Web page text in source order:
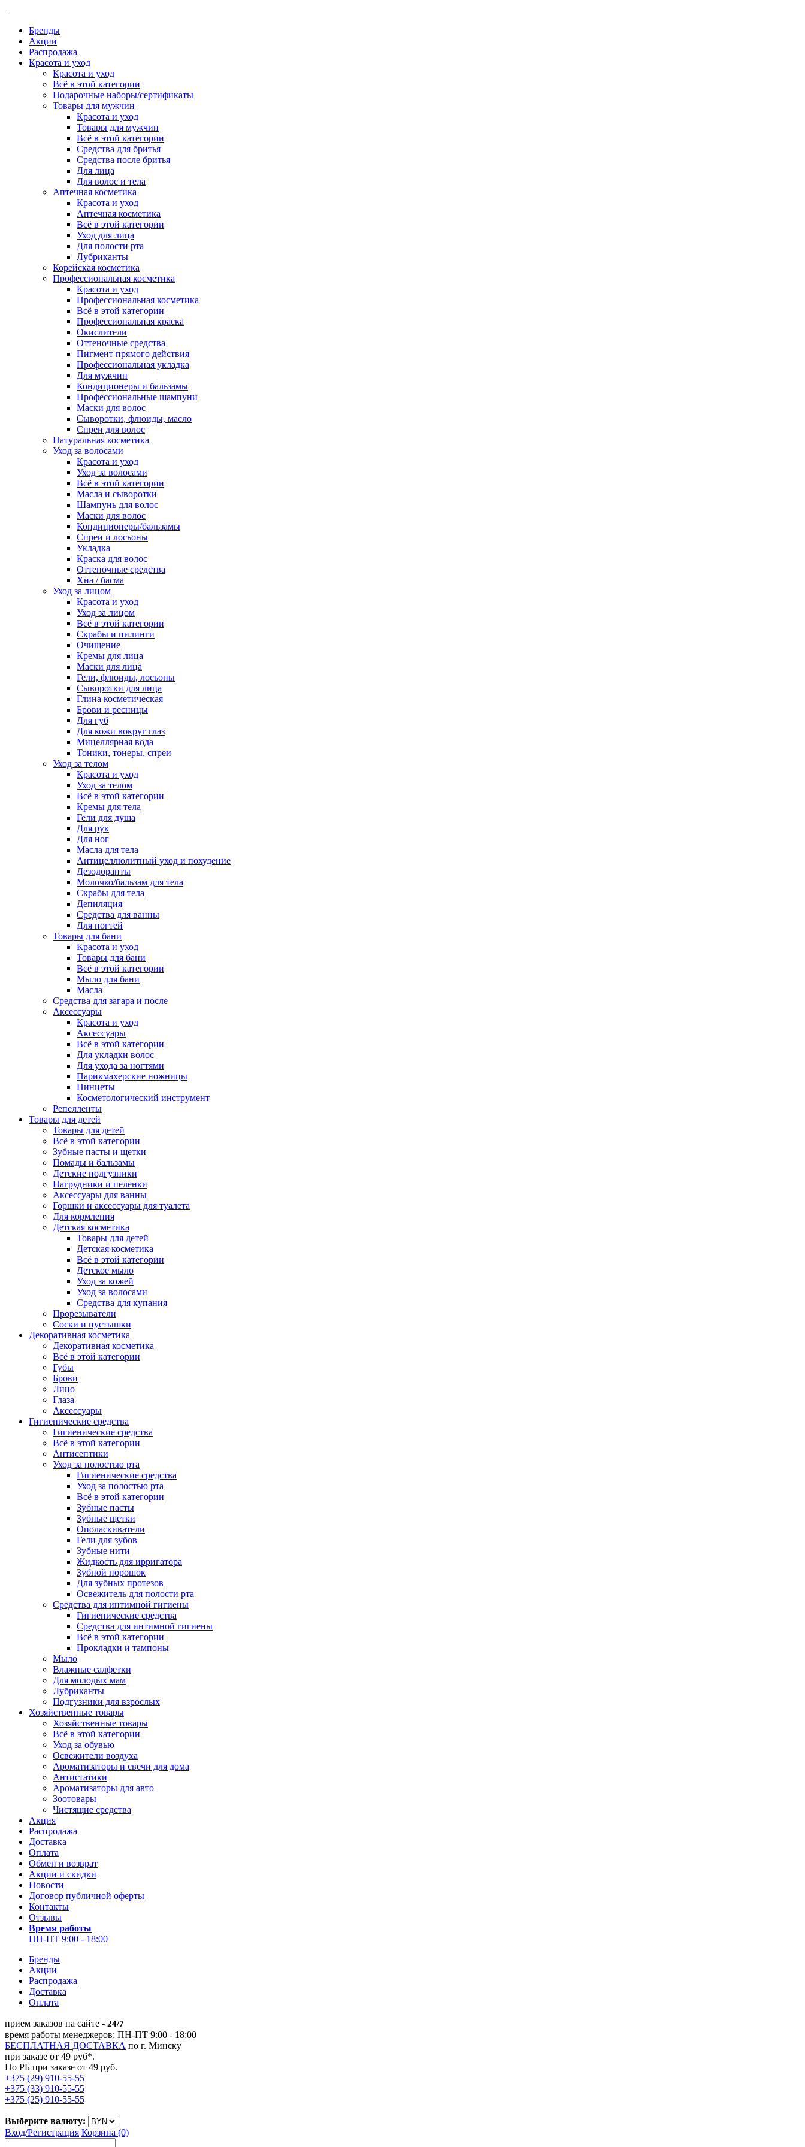
Бренды
Акции
Распродажа
Красота и уход
Красота и уход
Всё в этой категории
Подарочные наборы/сертификаты
Товары для мужчин
Красота и уход
Товары для мужчин
Всё в этой категории
Средства для бритья
Средства после бритья
Для лица
Для волос и тела
Аптечная косметика
Красота и уход
Аптечная косметика
Всё в этой категории
Уход для лица
Для полости рта
Лубриканты
Корейская косметика
Профессиональная косметика
Красота и уход
Профессиональная косметика
Всё в этой категории
Профессиональная краска
Окислители
Оттеночные средства
Пигмент прямого действия
Профессиональная укладка
Для мужчин
Кондиционеры и бальзамы
Профессиональные шампуни
Маски для волос
Сыворотки, флюиды, масло
Спреи для волос
Натуральная косметика
Уход за волосами
Красота и уход
Уход за волосами
Всё в этой категории
Масла и сыворотки
Шампунь для волос
Маски для волос
Кондиционеры/бальзамы
Спреи и лосьоны
Укладка
Краска для волос
Оттеночные средства
Хна / басма
Уход за лицом
Красота и уход
Уход за лицом
Всё в этой категории
Скрабы и пилинги
Очищение
Кремы для лица
Маски для лица
Гели, флюиды, лосьоны
Сыворотки для лица
Глина косметическая
Брови и ресницы
Для губ
Для кожи вокруг глаз
Мицеллярная вода
Тоники, тонеры, спреи
Уход за телом
Красота и уход
Уход за телом
Всё в этой категории
Кремы для тела
Гели для душа
Для рук
Для ног
Масла для тела
Антицеллюлитный уход и похудение
Дезодоранты
Молочко/бальзам для тела
Скрабы для тела
Депиляция
Средства для ванны
Для ногтей
Товары для бани
Красота и уход
Товары для бани
Всё в этой категории
Мыло для бани
Масла
Средства для загара и после
Аксессуары
Красота и уход
Аксессуары
Всё в этой категории
Для укладки волос
Для ухода за ногтями
Парикмахерские ножницы
Пинцеты
Косметологический инструмент
Репелленты
Товары для детей
Товары для детей
Всё в этой категории
Зубные пасты и щетки
Помады и бальзамы
Детские подгузники
Нагрудники и пеленки
Аксессуары для ванны
Горшки и аксессуары для туалета
Для кормления
Детская косметика
Товары для детей
Детская косметика
Всё в этой категории
Детское мыло
Уход за кожей
Уход за волосами
Средства для купания
Прорезыватели
Соски и пустышки
Декоративная косметика
Декоративная косметика
Всё в этой категории
Губы
Брови
Лицо
Глаза
Аксессуары
Гигиенические средства
Гигиенические средства
Всё в этой категории
Антисептики
Уход за полостью рта
Гигиенические средства
Уход за полостью рта
Всё в этой категории
Зубные пасты
Зубные щетки
Ополаскиватели
Гели для зубов
Зубные нити
Жидкость для ирригатора
Зубной порошок
Для зубных протезов
Освежитель для полости рта
Средства для интимной гигиены
Гигиенические средства
Средства для интимной гигиены
Всё в этой категории
Прокладки и тампоны
Мыло
Влажные салфетки
Для молодых мам
Лубриканты
Подгузники для взрослых
Хозяйственные товары
Хозяйственные товары
Всё в этой категории
Уход за обувью
Освежители воздуха
Ароматизаторы и свечи для дома
Антистатики
Ароматизаторы для авто
Зоотовары
Чистящие средства
Акция
Распродажа
Доставка
Оплата
Обмен и возврат
Акции и скидки
Новости
Договор публичной оферты
Контакты
Отзывы
Время работы
ПН-ПТ 9:00 - 18:00
Бренды
Акции
Распродажа
Доставка
Оплата
прием заказов на сайте - 24/7
время работы менеджеров: ПН-ПТ 9:00 - 18:00
БЕСПЛАТНАЯ ДОСТАВКА по г. Минску
при заказе от 49 руб*.
По РБ при заказе от 49 руб.
+375 (29) 910-55-55
+375 (33) 910-55-55
+375 (25) 910-55-55
Выберите валюту:
Вход/Регистрация Корзина (0)